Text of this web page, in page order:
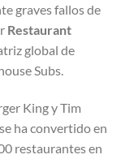
graves fallos de
Restaurant
global de
Subs.
King y Tim
ha convertido en
restaurantes en